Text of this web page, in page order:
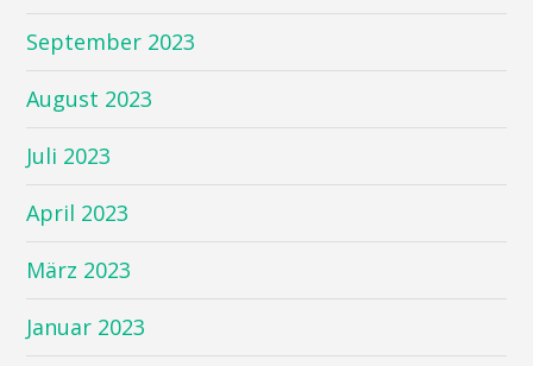
September 2023
August 2023
Juli 2023
April 2023
März 2023
Januar 2023